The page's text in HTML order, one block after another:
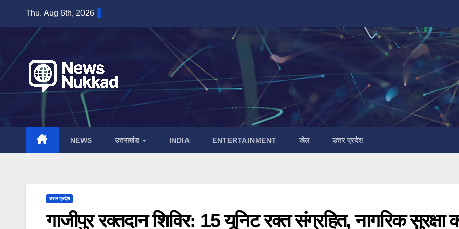
Thu. Aug 6th, 2026
NEWS उत्तराखंड INDIA ENTERTAINMENT खेल उत्तर प्रदेश
उत्तर प्रदेश
गाजीपुर रक्तदान शिविर: 15 यूनिट रक्त संग्रहित, नागरिक सुरक्षा